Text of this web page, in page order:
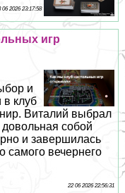
06 2026 23:17:58
игр
и
в клуб
Виталий выбрал
собой
и завершилась
самого вечернего
22 06 2026 22:56:31